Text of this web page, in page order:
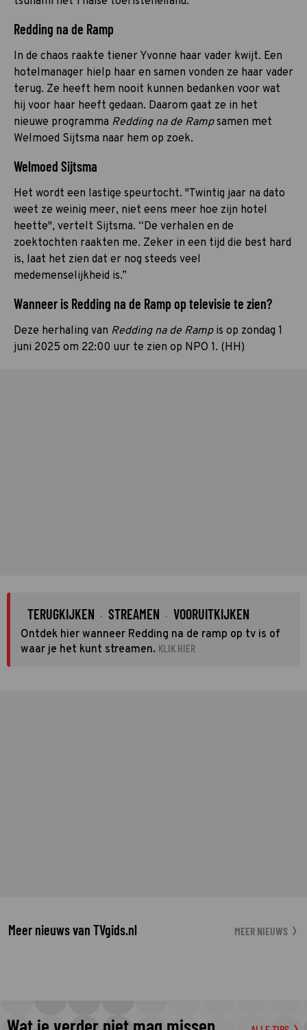
Redding na de Ramp
In de chaos raakte tiener Yvonne haar vader kwijt. Een
hotelmanager hielp haar en samen vonden ze haar vader
terug. Ze heeft hem nooit kunnen bedanken voor wat
hij voor haar heeft gedaan. Daarom gaat ze in het
nieuwe programma Redding na de Rampsamen met
Welmoed Sijtsma naar hem op zoek.
Welmoed Sijtsma
Het wordt een lastige speurtocht. "Twintig jaar na dato
weet ze weinig meer, niet eens meer hoe zijn hotel
heette", vertelt Sijtsma. “De verhalen en de
zoektochten raakten me. Zeker in een tijd die best hard
is, laat het zien dat er nog steeds veel
medemenselijkheid is.”
Wanneer is Redding na de Ramp op televisie te zien?
Deze herhaling van Redding na de Rampis op zondag 1
juni 2025 om 22:00 uur te zien op NPO 1. (HH)
TERUGKIJKEN · STREAMEN · VOORUITKIJKEN
Ontdek hier wanneer Redding na de ramp op tv is of
waar je het kunt streamen. KLIK HIER
Meer nieuws van TVgids.nl MEER NIEUWS